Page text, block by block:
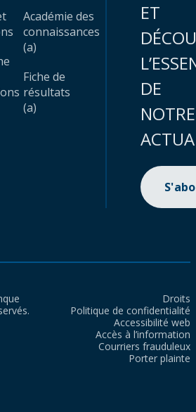
Académie des
connaissances
(a)
Fiche de
résultats
(a)
ET
DE
NOTRE
Droits
Politique de confidentialité
Accessibilité web
Accès à l’information
Courriers frauduleux
Porter plainte